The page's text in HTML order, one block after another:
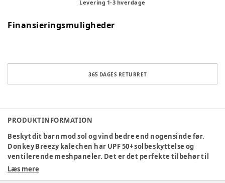
Levering 1-3 hverdage
Finansieringsmuligheder
365 DAGES RETURRET
PRODUKTINFORMATION
Beskyt dit barn mod sol og vind bedre end nogensinde før.
Donkey Breezy kalechen har UPF 50+ solbeskyttelse og
ventilerende meshpaneler. Det er det perfekte tilbehør til
at beskytte mod solens stråler fra top til tå, samtidig med at
Læs mere